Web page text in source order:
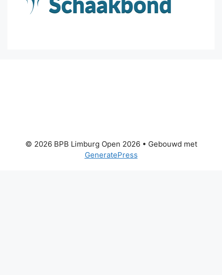
© 2026 BPB Limburg Open 2026• Gebouwd met
GeneratePress